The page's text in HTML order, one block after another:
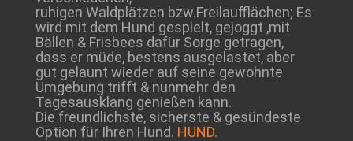
ruhigen Waldplätzen bzw.Freilaufflächen; Es
wird mit dem Hund gespielt, gejoggt ,mit
Bällen & Frisbees dafür Sorge getragen,
dass er müde, bestens ausgelastet, aber
gut gelaunt wieder auf seine gewohnte
Umgebung trifft & nunmehr den
Tagesausklang genießen kann.
Die freundlichste, sicherste & gesündeste
Option für Ihren Hund. HUND.